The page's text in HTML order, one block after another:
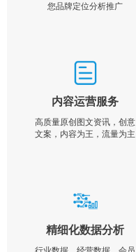
您品牌定位分析推广
内容运营服务
高质量原创图文资讯，创意
文案，内容为王，流量为主
精细化数据分析